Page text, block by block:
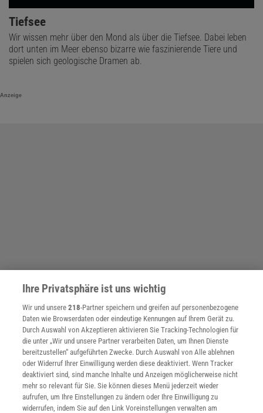
Tiefsee
Wir wissen mehr über den Mond als über die Tiefsee. Dabei leben
dort unten im Meer ebenso bizarre wie faszinierende Tiere und
spielen sich geologische Dramen ab.
Anzeige
SPONSORED
PARTNERINHALTE
Anzeige
Ihre Privatsphäre ist uns wichtig
Wir und unsere218-Partner speichern und greifen auf personenbezogene
Daten wie Browserdaten oder eindeutige Kennungen auf Ihrem Gerät zu.
Durch Auswahl von Akzeptieren aktivieren Sie Tracking-Technologien für
die unter „Wir und unsere Partner verarbeiten Daten, um Ihnen Dienste
bereitzustellen“ aufgeführten Zwecke. Durch Auswahl von Alle ablehnen
oder Widerruf Ihrer Einwilligung werden diese deaktiviert. Wenn Tracker
deaktiviert sind, sind manche Inhalte und Anzeigen möglicherweise nicht
mehr so relevant für Sie. Sie können dieses Menü jederzeit wieder
aufrufen, um Ihre Einstellungen zu ändern oder Ihre Einwilligung zu
widerrufen, indem Sie auf den Link Voreinstellungen verwalten am